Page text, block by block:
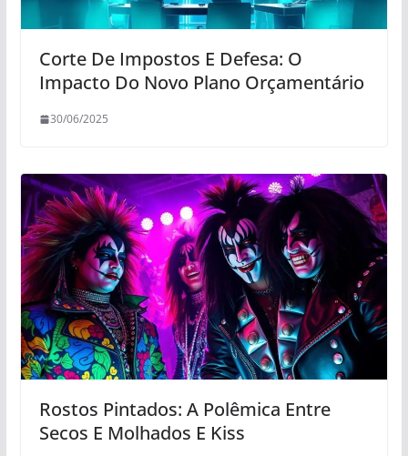
Corte De Impostos E Defesa: O
Impacto Do Novo Plano Orçamentário
30/06/2025
Rostos Pintados: A Polêmica Entre
Secos E Molhados E Kiss